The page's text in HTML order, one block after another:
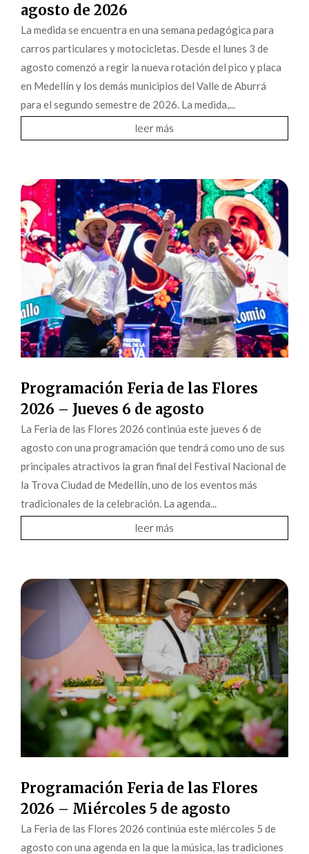
agosto de 2026
La medida se encuentra en una semana pedagógica para
carros particulares y motocicletas. Desde el lunes 3 de
agosto comenzó a regir la nueva rotación del pico y placa
en Medellín y los demás municipios del Valle de Aburrá
para el segundo semestre de 2026. La medida,...
leer más
Programación Feria de las Flores
2026 – Jueves 6 de agosto
La Feria de las Flores 2026 continúa este jueves 6 de
agosto con una programación que tendrá como uno de sus
principales atractivos la gran final del Festival Nacional de
la Trova Ciudad de Medellín, uno de los eventos más
tradicionales de la celebración. La agenda...
leer más
Programación Feria de las Flores
2026 – Miércoles 5 de agosto
La Feria de las Flores 2026 continúa este miércoles 5 de
agosto con una agenda en la que la música, las tradiciones